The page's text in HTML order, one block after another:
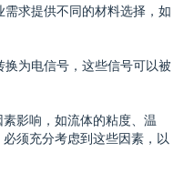
求提供不同的材料选择，如
为电信号，这些信号可以被
影响，如流体的粘度、温
须充分考虑到这些因素，以